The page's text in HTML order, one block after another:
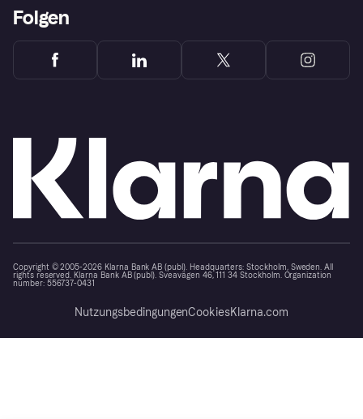
Folgen
Copyright © 2005-2026 Klarna Bank AB (publ). Headquarters: Stockholm, Sweden. All
rights reserved. Klarna Bank AB (publ). Sveavägen 46, 111 34 Stockholm. Organization
number: 556737-0431
NutzungsbedingungenCookiesKlarna.com